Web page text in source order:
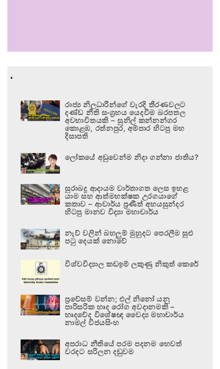
.
රාජ්‍ය නිලධාරීන්ගේ වැරදි තීරණවලට
දණ්ඩ නීති සංග්‍රහය යෙදවීම බරපතල
අවභාවිතයකි – සුනිල් කන්නන්ගර
කොළඹ, රත්නපුර, අම්පාර හිටපු මහ
දිසාපති
ලෝකයේ අඩුවෙන්ම නිදා ගන්නා ජාතිය?
සුරාබදු ආදායම වාර්තාගත ලෙස ඉහළ
යාම සහ ආත්මභක්ෂක උරගයාගේ
කතාව – ආචාර්ය ප්‍රණීත් අභයසුන්දර
හිටපු මානව විද්‍යා මහාචාර්ය
නැව් වලින් බහලුම් මුහුදට පෙරලීම සුළු
පටු දෙයක් නොවේ
විශ්වවිද්‍යාල කඩඉම් ලකුණු නිකුත් කෙරේ
ප්‍රවේසම් වන්න; එල් නිනෝ යනු
පාරිසරික හෘද රෝග අවදානමකි –
හෘදවේද විශේෂඥ වෛද්‍ය මහාචාර්ය
නාමල් විජයසිංහ
අපරාධ නීතියේ පරම පදනම හෙවත්
වරදට සරිලන දඬුවම